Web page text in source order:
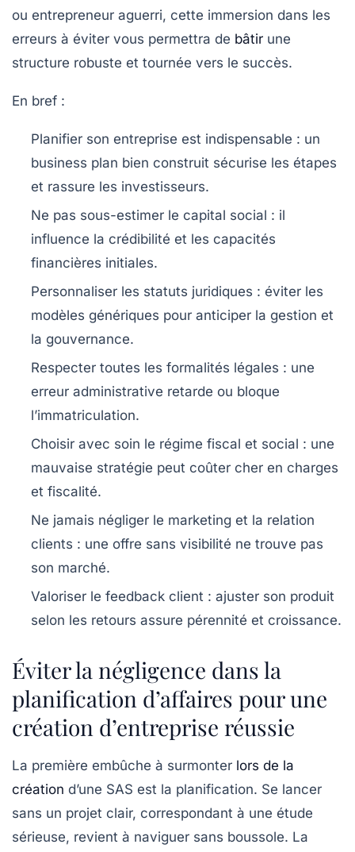
ou entrepreneur aguerri, cette immersion dans les
erreurs à éviter vous permettra de bâtir une
structure robuste et tournée vers le succès.
En bref :
Planifier son entreprise est indispensable : un
business plan bien construit sécurise les étapes
et rassure les investisseurs.
Ne pas sous-estimer le capital social : il
influence la crédibilité et les capacités
financières initiales.
Personnaliser les statuts juridiques : éviter les
modèles génériques pour anticiper la gestion et
la gouvernance.
Respecter toutes les formalités légales : une
erreur administrative retarde ou bloque
l’immatriculation.
Choisir avec soin le régime fiscal et social : une
mauvaise stratégie peut coûter cher en charges
et fiscalité.
Ne jamais négliger le marketing et la relation
clients : une offre sans visibilité ne trouve pas
son marché.
Valoriser le feedback client : ajuster son produit
selon les retours assure pérennité et croissance.
Éviter la négligence dans la
planification d’affaires pour une
création d’entreprise réussie
La première embûche à surmonter lors de la
création d’une SAS est la planification. Se lancer
sans un projet clair, correspondant à une étude
sérieuse, revient à naviguer sans boussole. La